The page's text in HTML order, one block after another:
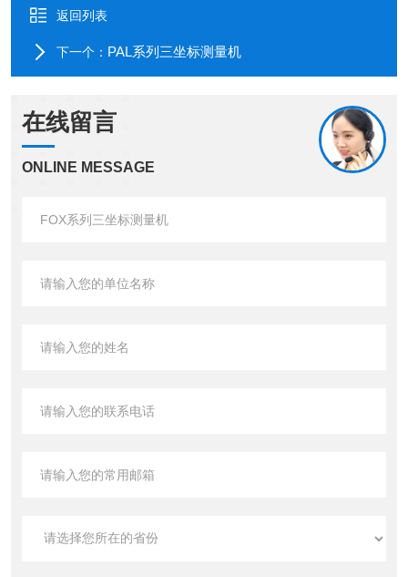
返回列表
下一个： PAL系列三坐标测量机
在线留言
ONLINE MESSAGE